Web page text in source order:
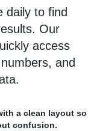
daily to find
Our
access
and
a clean layout so
confusion.